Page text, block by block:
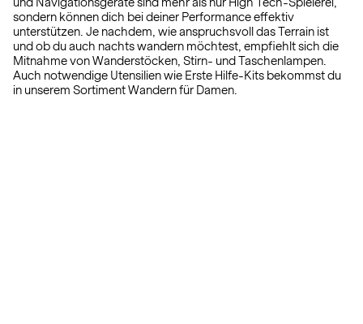
sondern können dich bei deiner Performance effektiv
unterstützen. Je nachdem, wie anspruchsvoll das Terrain ist
und ob du auch nachts wandern möchtest, empfiehlt sich die
Mitnahme von Wanderstöcken, Stirn- und Taschenlampen.
Auch notwendige Utensilien wie Erste Hilfe-Kits bekommst du
in unserem Sortiment Wandern für Damen.